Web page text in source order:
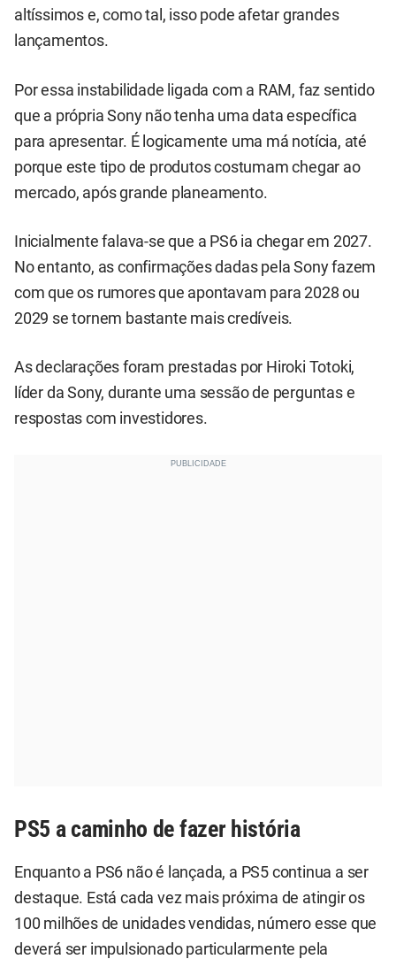
altíssimos e, como tal, isso pode afetar grandes
lançamentos.
Por essa instabilidade ligada com a RAM, faz sentido
que a própria Sony não tenha uma data específica
para apresentar. É logicamente uma má notícia, até
porque este tipo de produtos costumam chegar ao
mercado, após grande planeamento.
Inicialmente falava-se que a PS6 ia chegar em 2027.
No entanto, as confirmações dadas pela Sony fazem
com que os rumores que apontavam para 2028 ou
2029 se tornem bastante mais credíveis.
As declarações foram prestadas por Hiroki Totoki,
líder da Sony, durante uma sessão de perguntas e
respostas com investidores.
PS5 a caminho de fazer história
Enquanto a PS6 não é lançada, a PS5 continua a ser
destaque. Está cada vez mais próxima de atingir os
100 milhões de unidades vendidas, número esse que
deverá ser impulsionado particularmente pela